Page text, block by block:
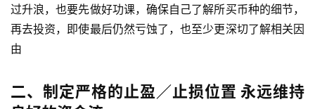
过升浪，也要先做好功课，确保自己了解所买币种的细节，
再去投资，即使最后仍然亏蚀了，也至少更深切了解相关因
由
二、制定严格的止盈／止损位置 永远维持